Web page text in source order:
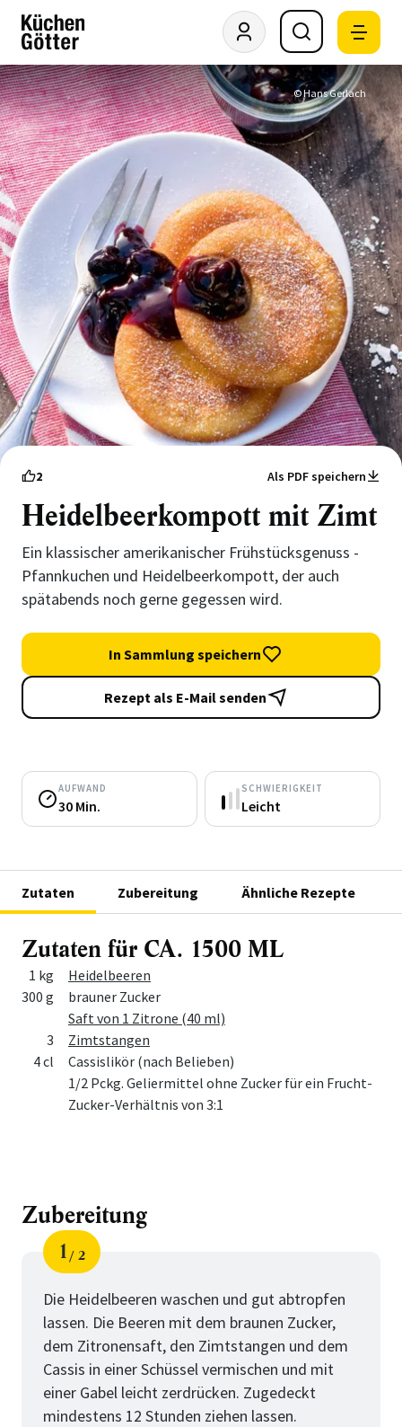
© Hans Gerlach
2 Als PDF speichern
Heidelbeerkompott mit Zimt
Ein klassischer amerikanischer Frühstücksgenuss -
Pfannkuchen und Heidelbeerkompott, der auch
spätabends noch gerne gegessen wird.
In Sammlung speichern
Rezept als E-Mail senden
AUFWAND
30 Min.
SCHWIERIGKEIT
Leicht
Zutaten Zubereitung Ähnliche Rezepte
Zutaten für CA. 1500 ML
Menge Zutat
1 kg
Heidelbeeren
300 g
brauner Zucker
Saft von 1 Zitrone (40 ml)
3
Zimtstangen
4 cl
Cassislikör (nach Belieben)
1/2 Pckg. Geliermittel ohne Zucker für ein Frucht-
Zucker-Verhältnis von 3:1
Zubereitung
Schritt
1
von
2
Die Heidelbeeren waschen und gut abtropfen
lassen. Die Beeren mit dem braunen Zucker,
dem Zitronensaft, den Zimtstangen und dem
Cassis in einer Schüssel vermischen und mit
einer Gabel leicht zerdrücken. Zugedeckt
mindestens 12 Stunden ziehen lassen.